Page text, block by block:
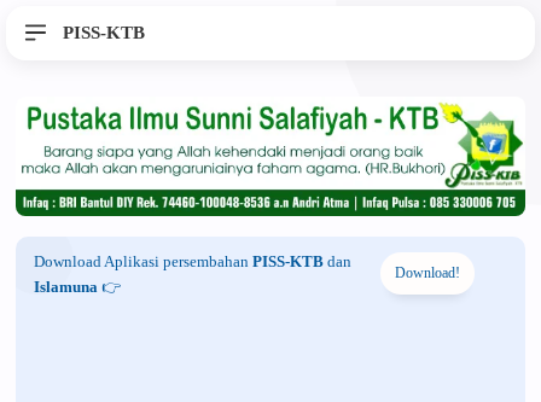
PISS-KTB
Download Aplikasi persembahan PISS-KTB dan
Islamuna 👉
Download!